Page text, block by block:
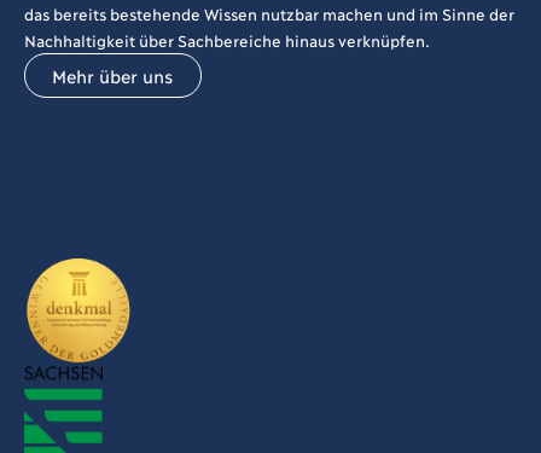
das bereits bestehende Wissen nutzbar machen und im Sinne der
Nachhaltigkeit über Sachbereiche hinaus verknüpfen.
Mehr über uns